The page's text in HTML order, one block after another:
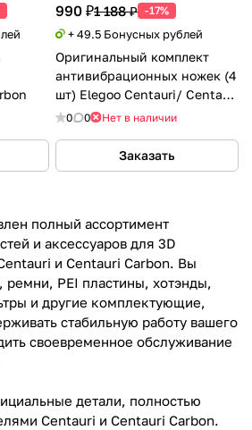
990 ₽1 188 ₽ -17%
+ 49.5 Бонусных рублей
Оригинальный комплект
антивибрационных ножек (4
шт) Elegoo Centauri/ Centauri
Carbon
0 0 Нет в наличии
Заказать
полный ассортимент
и аксессуаров для 3D
и Centauri Carbon. Вы
ремни, PEI пластины, хотэнды,
и другие комплектующие,
стабильную работу вашего
своевременное обслуживание
детали, полностью
Centauri и Centauri Carbon.